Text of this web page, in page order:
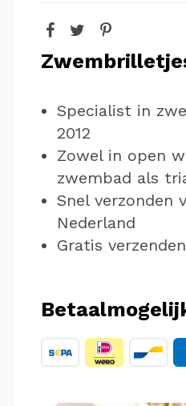
Specialist in
2012
Zowel in open
zwembad als
Snel verzonden
Nederland
Gratis